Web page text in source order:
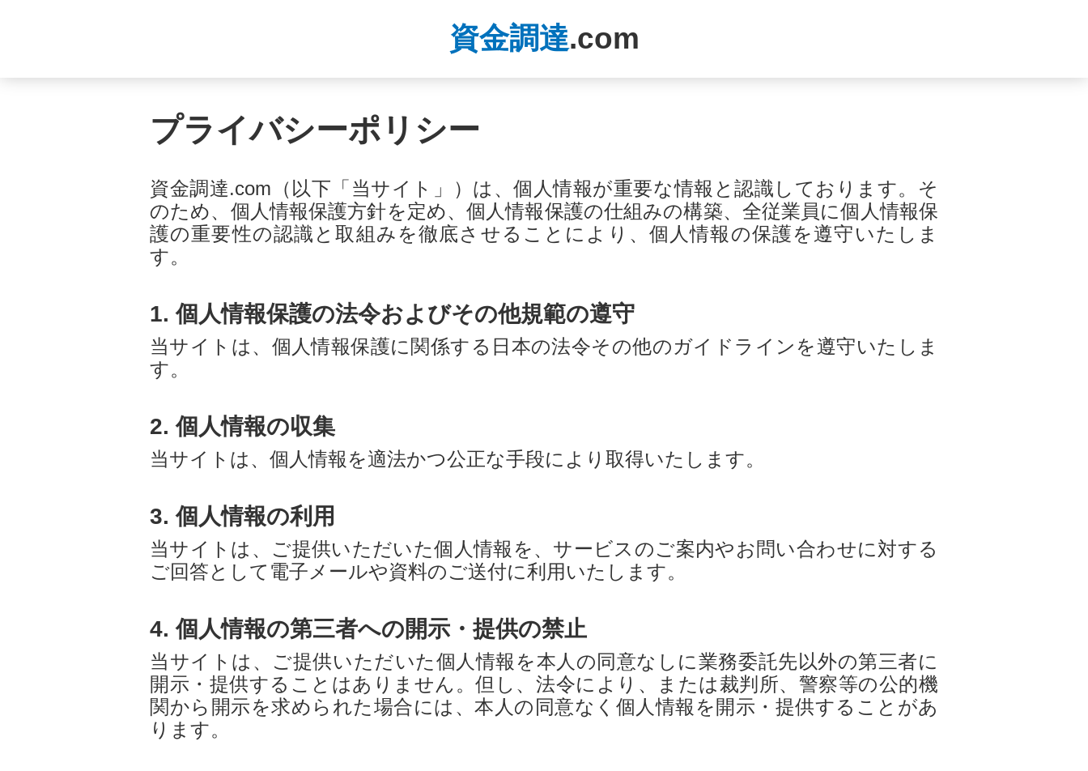
資金調達.com
プライバシーポリシー
資金調達.com（以下「当サイト」）は、個人情報が重要な情報と認識しております。そ
のため、個人情報保護方針を定め、個人情報保護の仕組みの構築、全従業員に個人情報保
護の重要性の認識と取組みを徹底させることにより、個人情報の保護を遵守いたしま
す。
1. 個人情報保護の法令およびその他規範の遵守
当サイトは、個人情報保護に関係する日本の法令その他のガイドラインを遵守いたしま
す。
2. 個人情報の収集
当サイトは、個人情報を適法かつ公正な手段により取得いたします。
3. 個人情報の利用
当サイトは、ご提供いただいた個人情報を、サービスのご案内やお問い合わせに対する
ご回答として電子メールや資料のご送付に利用いたします。
4. 個人情報の第三者への開示・提供の禁止
当サイトは、ご提供いただいた個人情報を本人の同意なしに業務委託先以外の第三者に
開示・提供することはありません。但し、法令により、または裁判所、警察等の公的機
関から開示を求められた場合には、本人の同意なく個人情報を開示・提供することがあ
ります。